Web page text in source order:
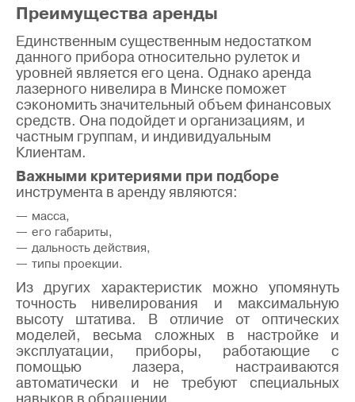
Преимущества аренды
Единственным существенным недостатком
данного прибора относительно рулеток и
уровней является его цена. Однако аренда
лазерного нивелира в Минске поможет
сэкономить значительный объем финансовых
средств. Она подойдет и организациям, и
частным группам, и индивидуальным
Клиентам.
Важными критериями при подборе
инструмента в аренду являются:
масса,
его габариты,
дальность действия,
типы проекции.
Из других характеристик можно упомянуть
точность нивелирования и максимальную
высоту штатива. В отличие от оптических
моделей, весьма сложных в настройке и
эксплуатации, приборы, работающие с
помощью лазера, настраиваются
автоматически и не требуют специальных